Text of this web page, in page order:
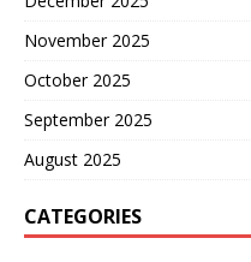
November 2025
October 2025
September 2025
August 2025
CATEGORIES